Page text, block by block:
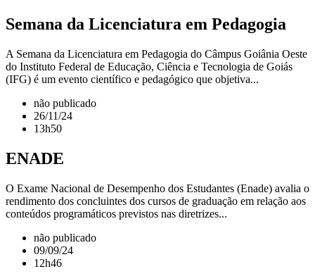
Semana da Licenciatura em Pedagogia
A Semana da Licenciatura em Pedagogia do Câmpus Goiânia Oeste
do Instituto Federal de Educação, Ciência e Tecnologia de Goiás
(IFG) é um evento científico e pedagógico que objetiva...
não publicado
26/11/24
13h50
ENADE
O Exame Nacional de Desempenho dos Estudantes (Enade) avalia o
rendimento dos concluintes dos cursos de graduação em relação aos
conteúdos programáticos previstos nas diretrizes...
não publicado
09/09/24
12h46